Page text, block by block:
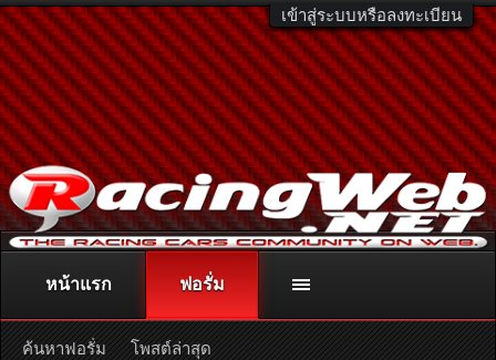
เข้าสู่ระบบหรือลงทะเบียน
ติดต่อลงโฆษณา racingweb@gmail.comหรือโทร. 081-811-1138
หรืออ่านรายละเอียดเพิ่มเติม คลิกที่นี่
หน้าแรก ฟอรั่ม
ค้นหาฟอรั่ม โพสต์ล่าสุด